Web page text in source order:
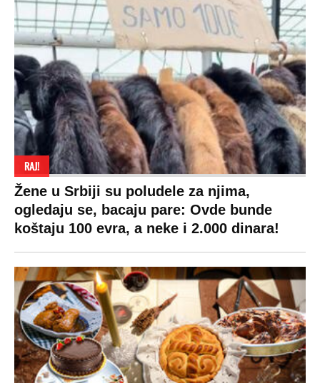
VESTI
Politika
Društvo
Hronika
Ekonomija
Beograd
Zasadi drvo
Kosovo
Sudbine
SHOWBIZ
Rijaliti
Zvezde
Holivud
Kviz
SPORT
Fudbal
Košarka
Tenis
Ostali sportovi
Navijači
Showtime
VIRALNO
Bizar
Svaštara
Tiktok
LIFESTYLE
Život
Zdravlje
Hi-Tech
Kultura
SVET
Planeta
Globalno zagrevanje
Hrvatska
BiH
Crna Gora
Makedonija
Auto
MONDO INC.
Impressum
Kontakt
Politika o kolačićima
Uslovi korišćenja
Politika privatnosti
Privacy policy
Terms of service
Prijatelji sajta